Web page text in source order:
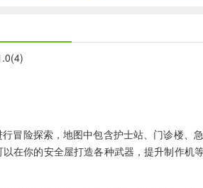
冒险探索，地图中包含护士站、门诊楼
在你的安全屋打造各种武器，提升制作